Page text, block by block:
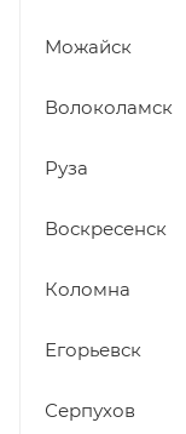
Можайск
Волоколамск
Руза
Воскресенск
Коломна
Егорьевск
Серпухов